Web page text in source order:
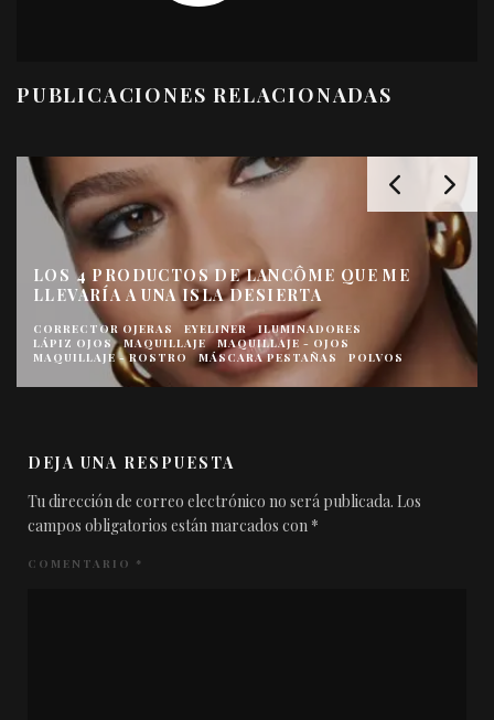
PUBLICACIONES RELACIONADAS
LOS 4 PRODUCTOS DE LANCÔME QUE ME
LLEVARÍA A UNA ISLA DESIERTA
CORRECTOR OJERAS EYELINER
ILUMINADORES
LÁPIZ OJOS
MAQUILLAJE
MAQUILLAJE - OJOS
MAQUILLAJE - ROSTRO
MÁSCARA PESTAÑAS POLVOS
DEJA UNA RESPUESTA
Tu dirección de correo electrónico no será publicada. Los
campos obligatorios están marcados con *
COMENTARIO *